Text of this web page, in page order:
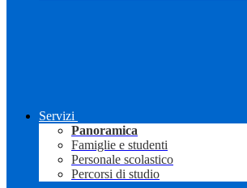
Servizi
Panoramica
Famiglie e studenti
Personale scolastico
Percorsi di studio